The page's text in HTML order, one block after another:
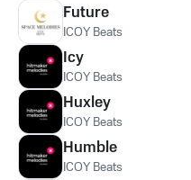
Future
ICOY Beats
Icy
ICOY Beats
Huxley
ICOY Beats
Humble
ICOY Beats